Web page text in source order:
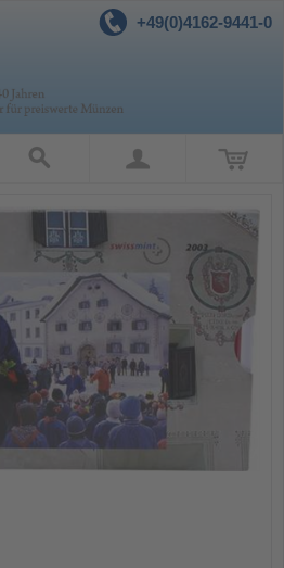
+49(0)4162-9441-0